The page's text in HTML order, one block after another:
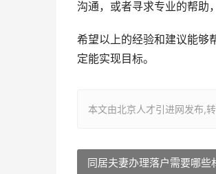
沟通，或者寻求专业的帮助
希望以上的经验和建议能够
定能实现目标。
本文由北京人才引进网发布,转
同居夫妻办理落户需要哪些